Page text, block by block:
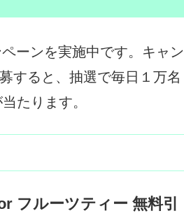
ーンを実施中です。キャン
すると、抽選で毎日１万名
たります。
フルーツティー 無料引